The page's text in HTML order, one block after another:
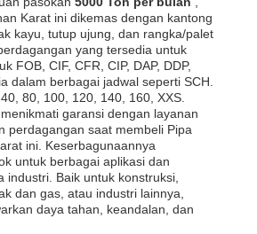
Karat ini dikemas dengan kantong
kayu, tutup ujung, dan rangka/palet
yang tersedia untuk
FOB, CIF, CFR, CIP, DAP, DDP,
dalam berbagai jadwal seperti SCH.
80, 100, 120, 140, 160, XXS.
garansi dengan layanan
perdagangan saat membeli Pipa
ini. Keserbagunaannya
untuk berbagai aplikasi dan
industri. Baik untuk konstruksi,
dan gas, atau industri lainnya,
daya tahan, keandalan, dan